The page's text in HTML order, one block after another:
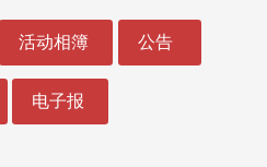
活动相簿 公告
电子报